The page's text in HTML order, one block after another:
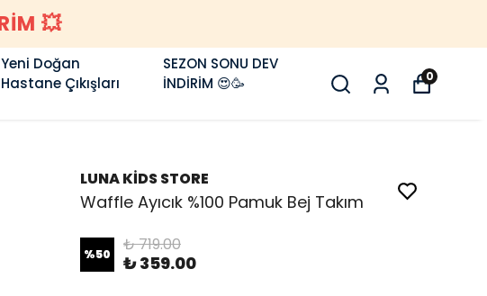
1500 TL VE ÜZERI KARGO ÜCRETSIZ 🚚
Yeni Doğan
Hastane Çıkışları
SEZON SONU DEV
İNDİRİM 😍🥳
0
LUNA KİDS STORE
Waffle Ayıcık %100 Pamuk Bej Takım
%50 ₺ 719.00
₺ 359.00